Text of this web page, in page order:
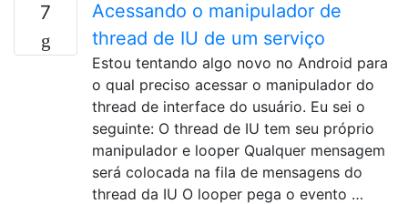
7
Acessando o manipulador de
thread de IU de um serviço
Estou tentando algo novo no Android para
o qual preciso acessar o manipulador do
thread de interface do usuário. Eu sei o
seguinte: O thread de IU tem seu próprio
manipulador e looper Qualquer mensagem
será colocada na fila de mensagens do
thread da IU O looper pega o evento …